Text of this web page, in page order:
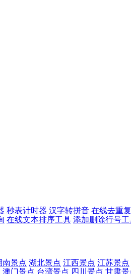
秒表计时器 汉字转拼音 在线去重
在线文本排序工具 添加删除行号工
南景点 湖北景点 江西景点 江苏景点
澳门景点 台湾景点 四川景点 甘肃景